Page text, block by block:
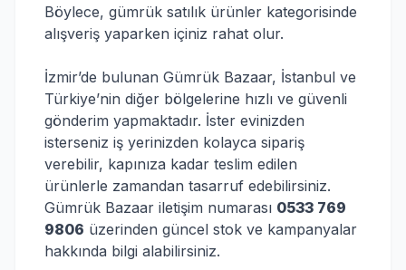
Böylece, gümrük satılık ürünler kategorisinde
alışveriş yaparken içiniz rahat olur.
İzmir’de bulunan Gümrük Bazaar, İstanbul ve
Türkiye’nin diğer bölgelerine hızlı ve güvenli
gönderim yapmaktadır. İster evinizden
isterseniz iş yerinizden kolayca sipariş
verebilir, kapınıza kadar teslim edilen
ürünlerle zamandan tasarruf edebilirsiniz.
Gümrük Bazaar iletişim numarası 0533 769
9806 üzerinden güncel stok ve kampanyalar
hakkında bilgi alabilirsiniz.